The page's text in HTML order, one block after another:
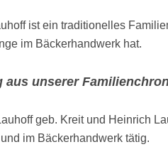
ist ein traditionelles
im Bäckerhandwerk hat.
aus unserer
geb. Kreit und Heinrich
im Bäckerhandwerk tätig.